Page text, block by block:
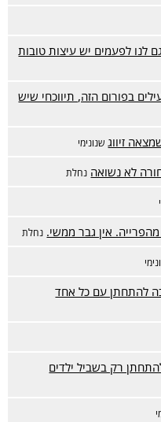
לנו לפעמים יש עיצות טובות
בפורום הזה, תיווכחי שיש
זיווג שנונימי
לא נשואה נחלת
אין גבר ממשי. נחלת
להתחתן עם כל אחד
רק בשביל ילדים